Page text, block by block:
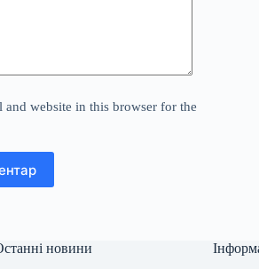
and website in this browser for the
новини